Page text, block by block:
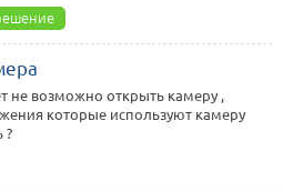
не возможно открыть камеру ,
которые используют камеру
?